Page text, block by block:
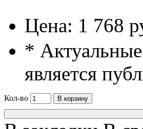
Цена: 1 768
*
является
Кол-во
В корзину